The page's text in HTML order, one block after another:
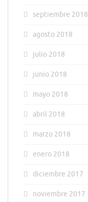
septiembre 2018
agosto 2018
julio 2018
junio 2018
mayo 2018
abril 2018
marzo 2018
enero 2018
diciembre 2017
noviembre 2017